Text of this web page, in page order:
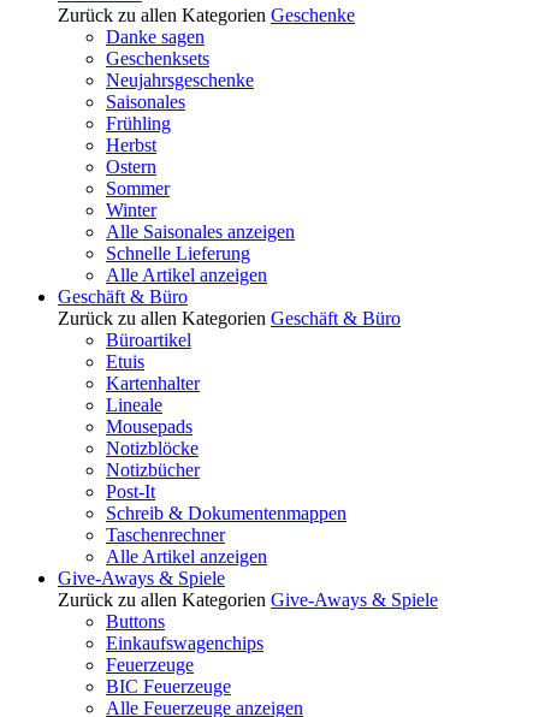
Zurück zu allen Kategorien Geschenke
Danke sagen
Geschenksets
Neujahrsgeschenke
Saisonales
Frühling
Herbst
Ostern
Sommer
Winter
Alle Saisonales anzeigen
Schnelle Lieferung
Alle Artikel anzeigen
Geschäft & Büro
Zurück zu allen Kategorien Geschäft & Büro
Büroartikel
Etuis
Kartenhalter
Lineale
Mousepads
Notizblöcke
Notizbücher
Post-It
Schreib & Dokumentenmappen
Taschenrechner
Alle Artikel anzeigen
Give-Aways & Spiele
Zurück zu allen Kategorien Give-Aways & Spiele
Buttons
Einkaufswagenchips
Feuerzeuge
BIC Feuerzeuge
Alle Feuerzeuge anzeigen